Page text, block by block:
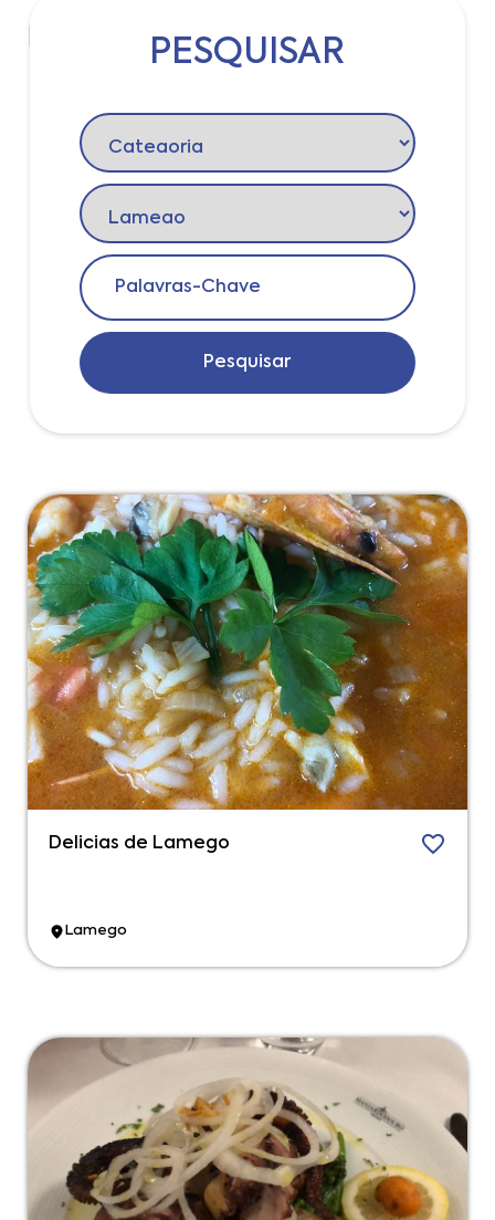
Login
PESQUISAR
Pesquisar
Delicias de Lamego
Lamego